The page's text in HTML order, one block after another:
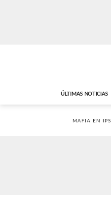
ÚLTIMAS NOTICIAS
MAFIA EN IPS